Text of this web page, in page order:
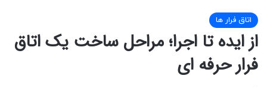
اتاق فرار ها
از ایده تا اجرا؛ مراحل ساخت یک اتاق
فرار حرفه‌ ای